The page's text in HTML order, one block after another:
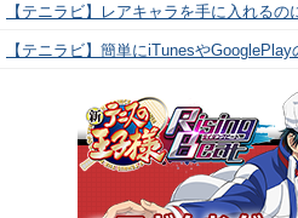
【テニラビ】レアキャラを手に入れる
【テニラビ】簡単にiTunesや